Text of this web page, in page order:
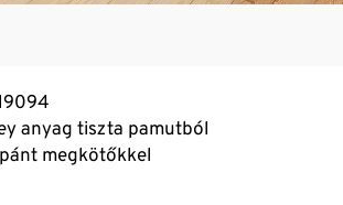
anyag tiszta pamutból
megkötőkkel